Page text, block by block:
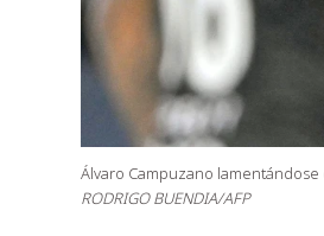
Álvaro Campuzano
RODRIGO BUENDIA/AFP